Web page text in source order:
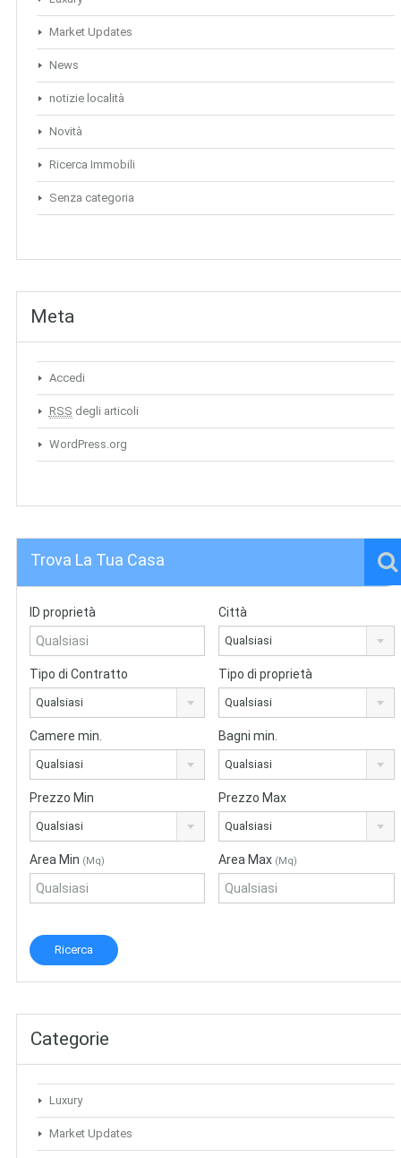
Market Updates
News
notizie località
Novità
Ricerca Immobili
Senza categoria
Meta
Accedi
RSS degli articoli
WordPress.org
Trova La Tua Casa
ID proprietà Città
Qualsiasi
Tipo di Contratto
Qualsiasi
Tipo di proprietà
Qualsiasi
Camere min.
Qualsiasi
Bagni min.
Qualsiasi
Prezzo Min
Qualsiasi
Prezzo Max
Qualsiasi
Area Min (Mq) Area Max (Mq)
Categorie
Luxury
Market Updates